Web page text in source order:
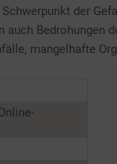
der
Bedrohungen
mangelhafte